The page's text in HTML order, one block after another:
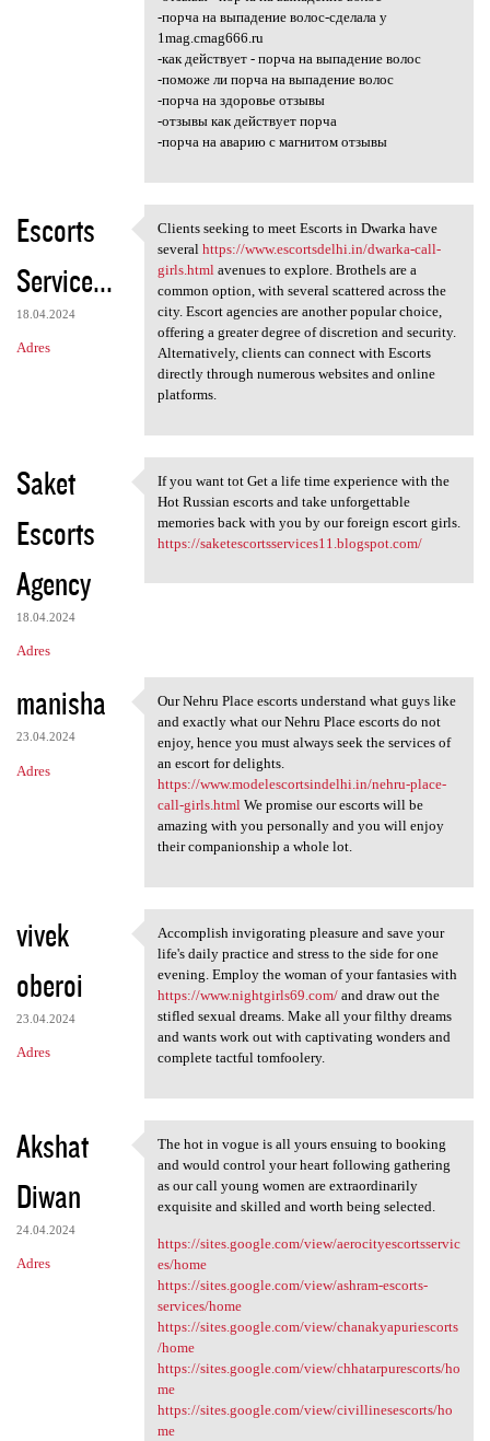
-порча на выпадение волос-сделала у
1mag.cmag666.ru
-как действует - порча на выпадение волос
-поможе ли порча на выпадение волос
-порча на здоровье отзывы
-отзывы как действует порча
-порча на аварию с магнитом отзывы
Escorts
Service...
18.04.2024
Adres
Clients seeking to meet
Clients seeking to meet Escorts in Dwarka have
several https://www.escortsdelhi.in/dwarka-call-
girls.html avenues to explore. Brothels are a
common option, with several scattered across the
city. Escort agencies are another popular choice,
offering a greater degree of discretion and security.
Alternatively, clients can connect with Escorts
directly through numerous websites and online
platforms.
Saket
Escorts
Agency
18.04.2024
Adres
If you want tot Get a life
If you want tot Get a life time experience with the
Hot Russian escorts and take unforgettable
memories back with you by our foreign escort girls.
https://saketescortsservices11.blogspot.com/
manisha
23.04.2024
Adres
Our Nehru Place escorts
Our Nehru Place escorts understand what guys like
and exactly what our Nehru Place escorts do not
enjoy, hence you must always seek the services of
an escort for delights.
https://www.modelescortsindelhi.in/nehru-place-
call-girls.htmlWe promise our escorts will be
amazing with you personally and you will enjoy
their companionship a whole lot.
vivek
oberoi
23.04.2024
Adres
Accomplish invigorating
Accomplish invigorating pleasure and save your
life's daily practice and stress to the side for one
evening. Employ the woman of your fantasies with
https://www.nightgirls69.com/and draw out the
stifled sexual dreams. Make all your filthy dreams
and wants work out with captivating wonders and
complete tactful tomfoolery.
Akshat
Diwan
24.04.2024
Adres
The hot in vogue is all yours
The hot in vogue is all yours ensuing to booking
and would control your heart following gathering
as our call young women are extraordinarily
exquisite and skilled and worth being selected.
https://sites.google.com/view/aerocityescortsservic
es/home
https://sites.google.com/view/ashram-escorts-
services/home
https://sites.google.com/view/chanakyapuriescorts
/home
https://sites.google.com/view/chhatarpurescorts/ho
me
https://sites.google.com/view/civillinesescorts/ho
me